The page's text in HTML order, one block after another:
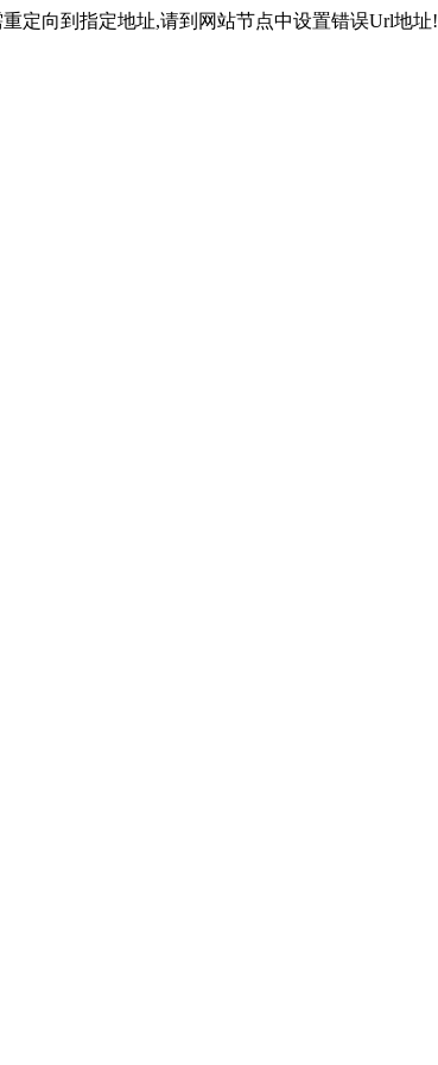
定向到指定地址,请到网站节点中设置错误Url地址!